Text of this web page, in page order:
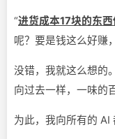
“进货成本17块的东
呢？要是钱这么好赚
没错，我就这么想的
向过去一样，一味的
为此，我向所有的 AI